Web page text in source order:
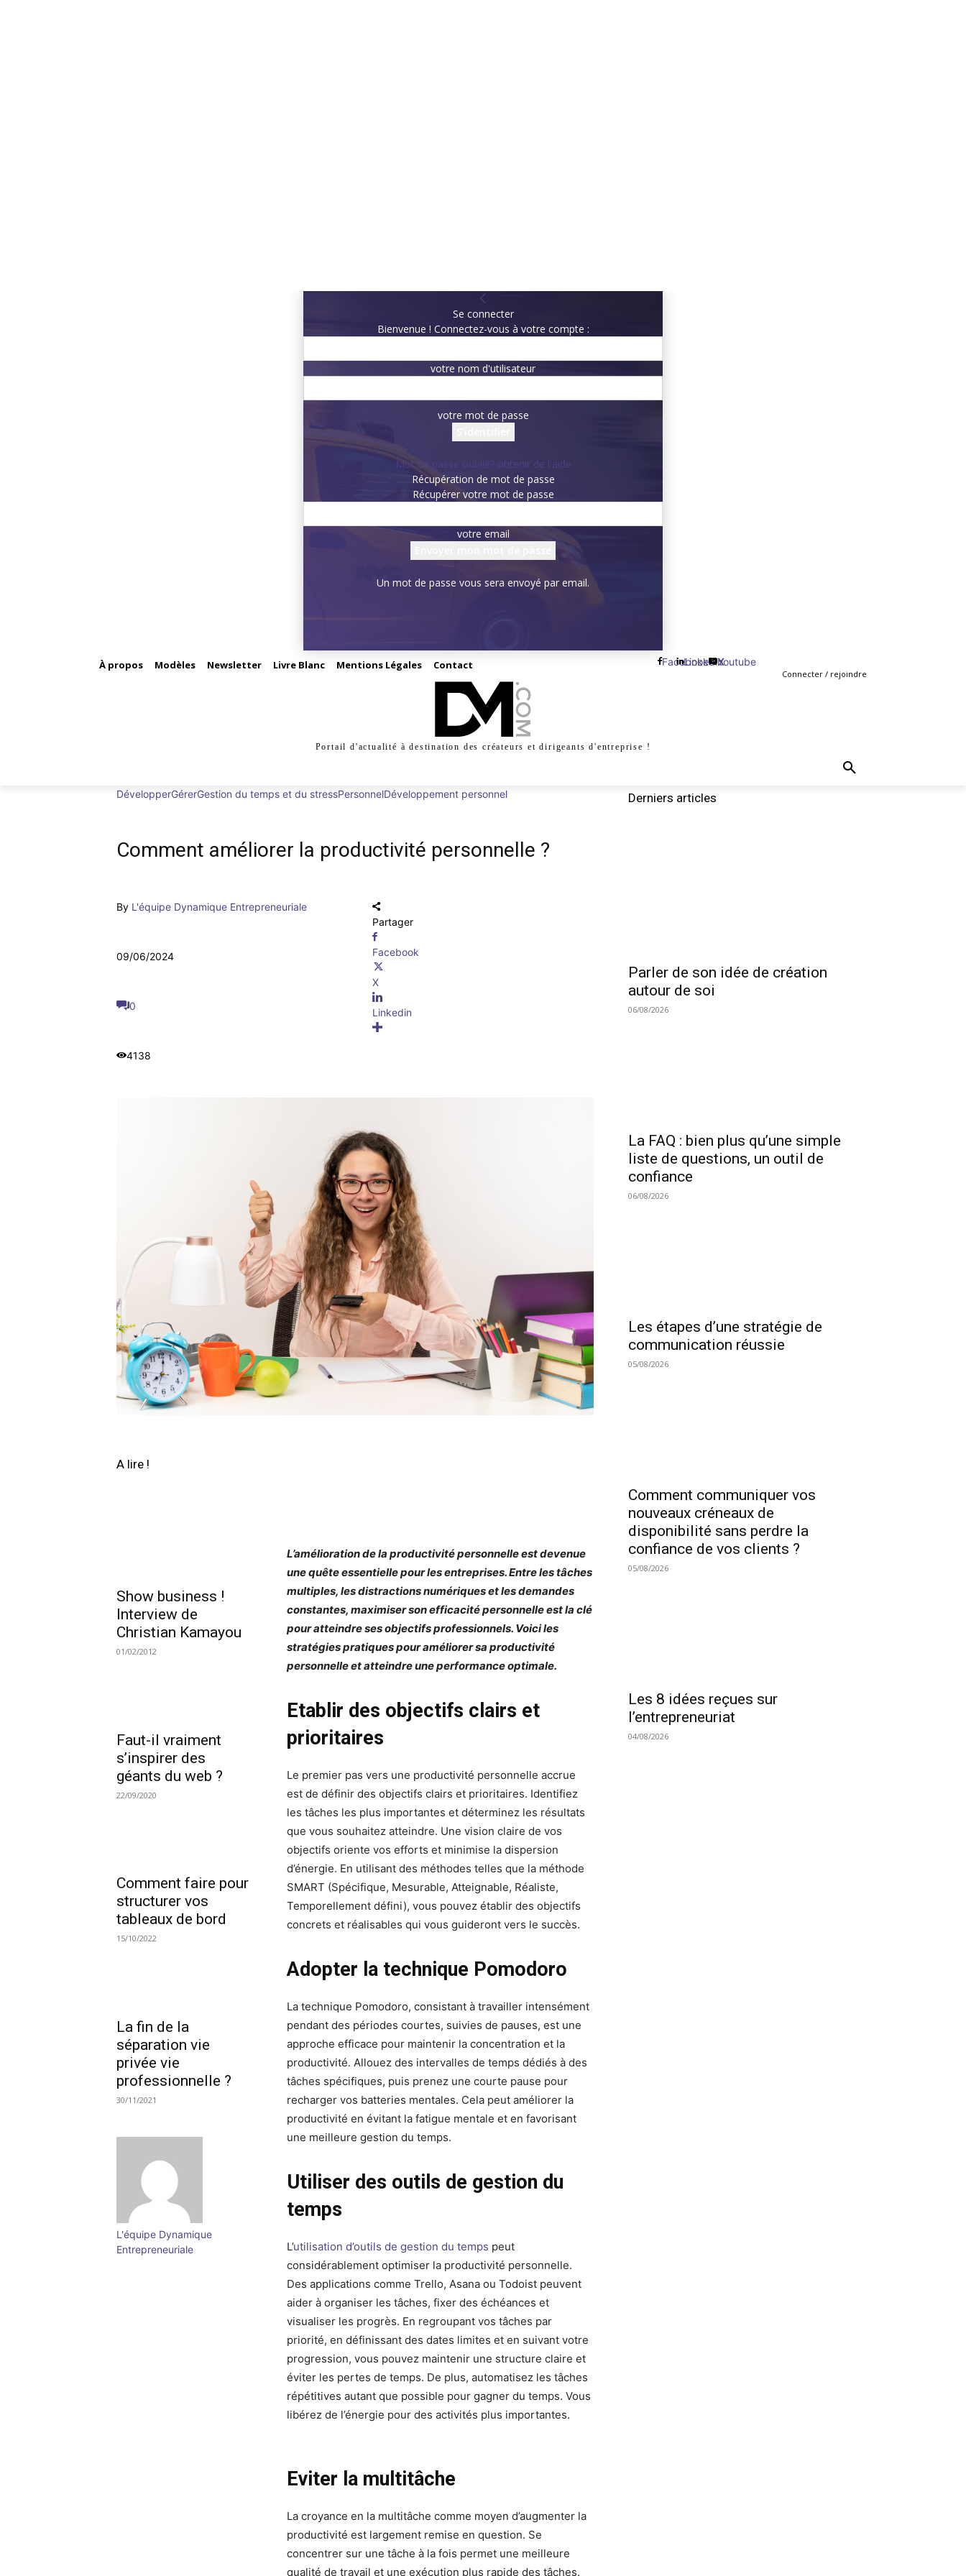
Se connecter
Bienvenue ! Connectez-vous à votre compte :
votre nom d'utilisateur
votre mot de passe
Mot de passe oublié? obtenir de l'aide
Récupération de mot de passe
Récupérer votre mot de passe
votre email
Un mot de passe vous sera envoyé par email.
À propos Modèles Newsletter Livre Blanc Mentions Légales Contact Facebook
Linkedin
X
Youtube
Connecter / rejoindre
Portail d'actualité à destination des créateurs et dirigeants d'entreprise !
DévelopperGérerGestion du temps et du stressPersonnelDéveloppement personnel
Comment améliorer la productivité personnelle ?
By L'équipe Dynamique Entrepreneuriale
09/06/2024
0
4138
Partager
Facebook
X
Linkedin
A lire !
Show business !
Interview de
Christian Kamayou
01/02/2012
Faut-il vraiment
s’inspirer des
géants du web ?
22/09/2020
Comment faire pour
structurer vos
tableaux de bord
15/10/2022
La fin de la
séparation vie
privée vie
professionnelle ?
30/11/2021
L'équipe Dynamique
Entrepreneuriale
L’amélioration de la productivité personnelle est devenue
une quête essentielle pour les entreprises. Entre les tâches
multiples, les distractions numériques et les demandes
constantes, maximiser son efficacité personnelle est la clé
pour atteindre ses objectifs professionnels. Voici les
stratégies pratiques pour améliorer sa productivité
personnelle et atteindre une performance optimale.
Etablir des objectifs clairs et
prioritaires
Le premier pas vers une productivité personnelle accrue
est de définir des objectifs clairs et prioritaires. Identifiez
les tâches les plus importantes et déterminez les résultats
que vous souhaitez atteindre. Une vision claire de vos
objectifs oriente vos efforts et minimise la dispersion
d’énergie. En utilisant des méthodes telles que la méthode
SMART (Spécifique, Mesurable, Atteignable, Réaliste,
Temporellement défini), vous pouvez établir des objectifs
concrets et réalisables qui vous guideront vers le succès.
Adopter la technique Pomodoro
La technique Pomodoro, consistant à travailler intensément
pendant des périodes courtes, suivies de pauses, est une
approche efficace pour maintenir la concentration et la
productivité. Allouez des intervalles de temps dédiés à des
tâches spécifiques, puis prenez une courte pause pour
recharger vos batteries mentales. Cela peut améliorer la
productivité en évitant la fatigue mentale et en favorisant
une meilleure gestion du temps.
Utiliser des outils de gestion du
temps
L’utilisation d’outils de gestion du temps peut
considérablement optimiser la productivité personnelle.
Des applications comme Trello, Asana ou Todoist peuvent
aider à organiser les tâches, fixer des échéances et
visualiser les progrès. En regroupant vos tâches par
priorité, en définissant des dates limites et en suivant votre
progression, vous pouvez maintenir une structure claire et
éviter les pertes de temps. De plus, automatisez les tâches
répétitives autant que possible pour gagner du temps. Vous
libérez de l’énergie pour des activités plus importantes.
Eviter la multitâche
La croyance en la multitâche comme moyen d’augmenter la
productivité est largement remise en question. Se
concentrer sur une tâche à la fois permet une meilleure
qualité de travail et une exécution plus rapide des tâches.
Derniers articles
Parler de son idée de création
autour de soi
06/08/2026
La FAQ : bien plus qu’une simple
liste de questions, un outil de
confiance
06/08/2026
Les étapes d’une stratégie de
communication réussie
05/08/2026
Comment communiquer vos
nouveaux créneaux de
disponibilité sans perdre la
confiance de vos clients ?
05/08/2026
Les 8 idées reçues sur
l’entrepreneuriat
04/08/2026